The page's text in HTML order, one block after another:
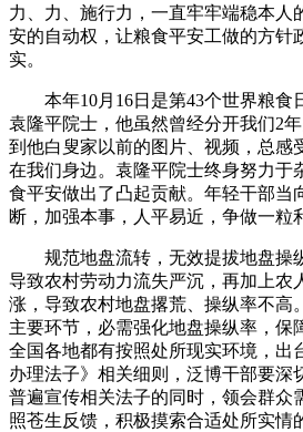
力、力、施行力，一直牢牢端稳本人
安的自动权，让粮食平安工做的方针
实。
本年10月16日是第43个世界粮食
袁隆平院士，他虽然曾经分开我们2
到他白叟家以前的图片、视频，总感
在我们身边。袁隆平院士终身努力于
食平安做出了凸起贡献。年轻干部当
断，加强本事，人平易近，争做一粒
规范地盘流转，无效提拔地盘操
导致农村劳动力流失严沉，再加上农
涨，导致农村地盘撂荒、操纵率不高
主要环节，必需强化地盘操纵率，保
全国各地都有按照处所现实环境，出
办理法子》相关细则，泛博干部要深
普遍宣传相关法子的同时，领会群众
照苍生反馈，积极摸索合适处所实情